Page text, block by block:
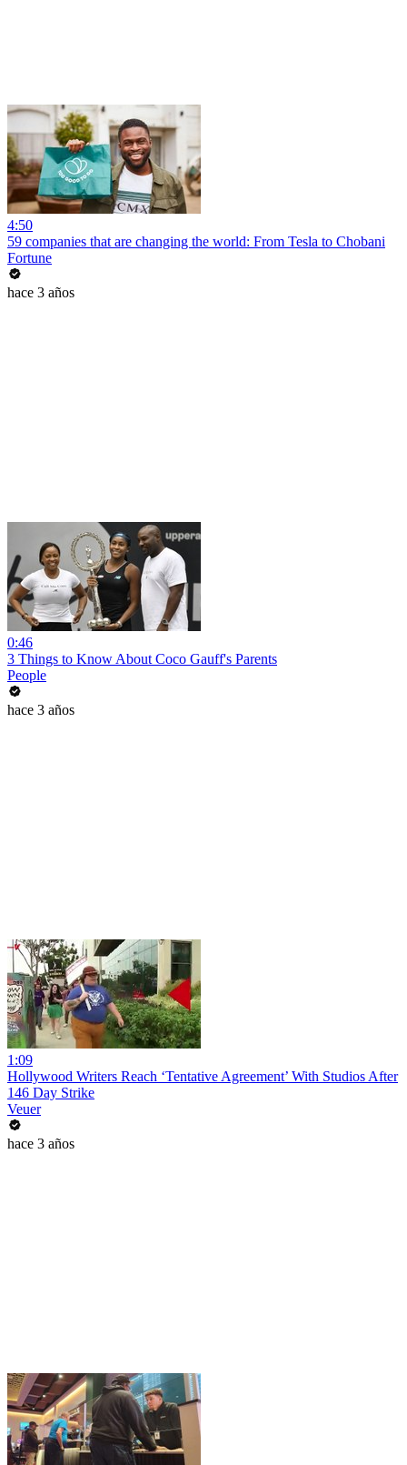
4:50
59 companies that are changing the world: From Tesla to Chobani
Fortune
hace 3 años
0:46
3 Things to Know About Coco Gauff's Parents
People
hace 3 años
1:09
Hollywood Writers Reach ‘Tentative Agreement’ With Studios After
146 Day Strike
Veuer
hace 3 años